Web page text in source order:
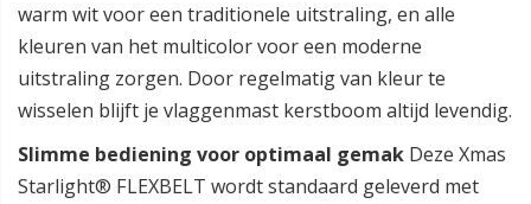
warm wit voor een traditionele uitstraling, en alle
kleuren van het multicolor voor een moderne
uitstraling zorgen. Door regelmatig van kleur te
wisselen blijft je vlaggenmast kerstboom altijd levendig.
Slimme bediening voor optimaal gemak Deze Xmas
Starlight® FLEXBELT wordt standaard geleverd met